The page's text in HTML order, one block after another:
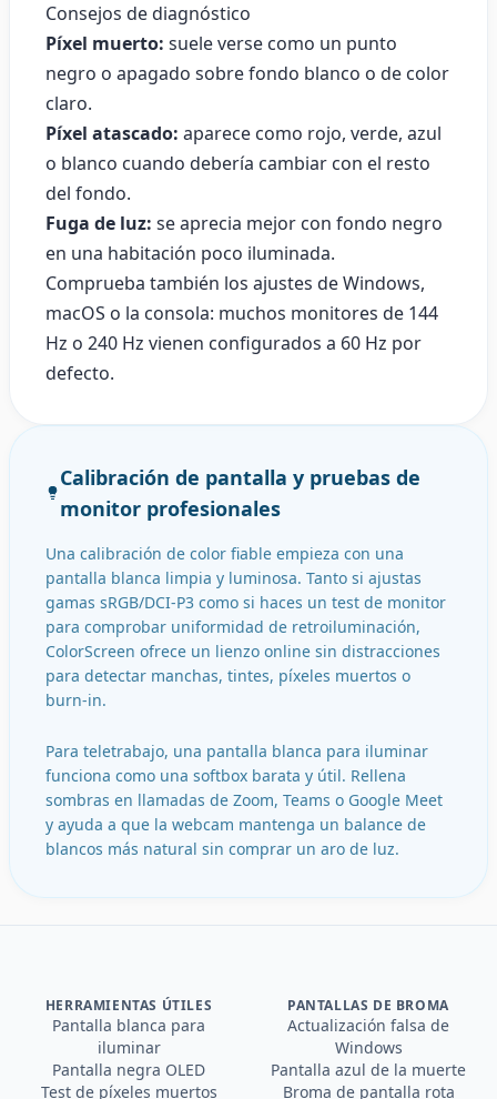
Consejos de diagnóstico
Píxel muerto: suele verse como un punto
negro o apagado sobre fondo blanco o de color
claro.
Píxel atascado: aparece como rojo, verde, azul
o blanco cuando debería cambiar con el resto
del fondo.
Fuga de luz: se aprecia mejor con fondo negro
en una habitación poco iluminada.
Comprueba también los ajustes de Windows,
macOS o la consola: muchos monitores de 144
Hz o 240 Hz vienen configurados a 60 Hz por
defecto.
Calibración de pantalla y pruebas de
monitor profesionales
Una calibración de color fiable empieza con una
pantalla blanca limpia y luminosa. Tanto si ajustas
gamas sRGB/DCI-P3 como si haces un test de monitor
para comprobar uniformidad de retroiluminación,
ColorScreen ofrece un lienzo online sin distracciones
para detectar manchas, tintes, píxeles muertos o
burn-in.
Para teletrabajo, una pantalla blanca para iluminar
funciona como una softbox barata y útil. Rellena
sombras en llamadas de Zoom, Teams o Google Meet
y ayuda a que la webcam mantenga un balance de
blancos más natural sin comprar un aro de luz.
HERRAMIENTAS ÚTILES
Pantalla blanca para
iluminar
Pantalla negra OLED
Test de píxeles muertos
PANTALLAS DE BROMA
Actualización falsa de
Windows
Pantalla azul de la muerte
Broma de pantalla rota